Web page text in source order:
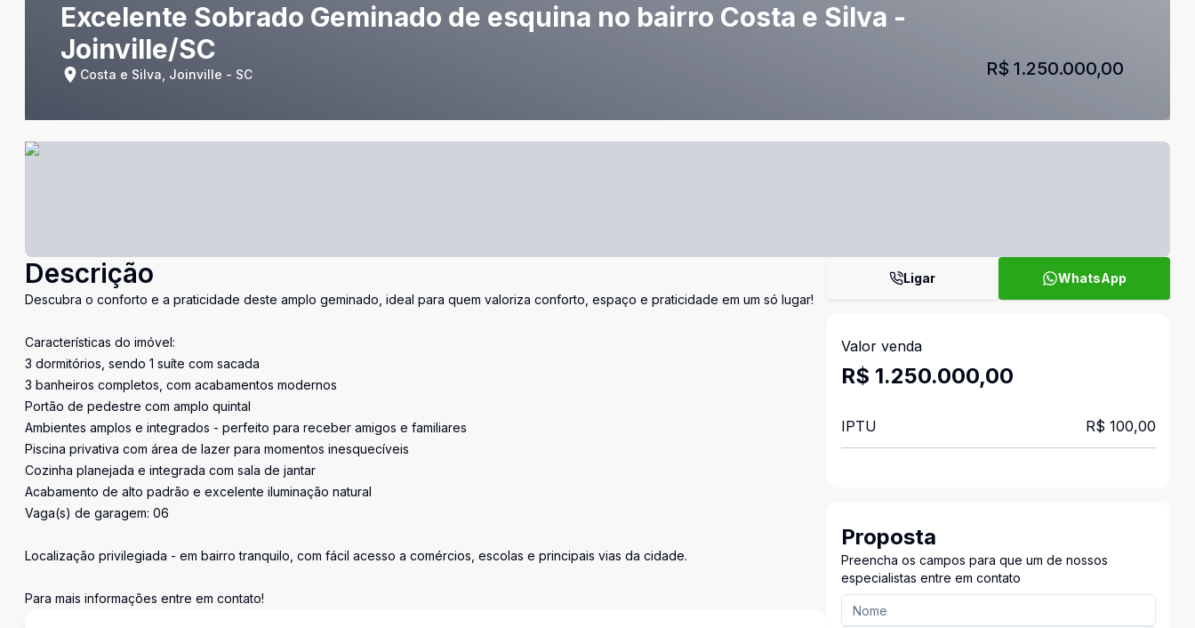
Excelente Sobrado Geminado de esquina no bairro Costa e Silva -
Joinville/SC
Costa e Silva, Joinville - SC R$ 1.250.000,00
Descrição
Descubra o conforto e a praticidade deste amplo geminado, ideal para quem valoriza conforto, espaço e praticidade em um só lugar!
Características do imóvel:
3 dormitórios, sendo 1 suíte com sacada
3 banheiros completos, com acabamentos modernos
Portão de pedestre com amplo quintal
Ambientes amplos e integrados - perfeito para receber amigos e familiares
Piscina privativa com área de lazer para momentos inesquecíveis
Cozinha planejada e integrada com sala de jantar
Acabamento de alto padrão e excelente iluminação natural
Vaga(s) de garagem: 06
Localização privilegiada - em bairro tranquilo, com fácil acesso a comércios, escolas e principais vias da cidade.
Para mais informações entre em contato!
Ligar WhatsApp
Valor venda
R$ 1.250.000,00
IPTU R$ 100,00
Proposta
Preencha os campos para que um de nossos
especialistas entre em contato